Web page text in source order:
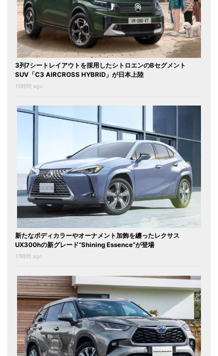
3列7シートレイアウトを採用したシトロエンのBセグメント
SUV「C3 AIRCROSS HYBRID」が日本上陸
15時間 ago
新たなボディカラーやオーナメント加飾を纏ったレクサス
UX300hの新グレード“Shining Essence”が登場
17時間 ago